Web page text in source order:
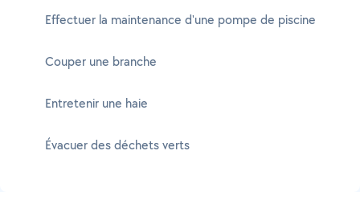
Effectuer la maintenance d'une pompe de piscine
Couper une branche
Entretenir une haie
Évacuer des déchets verts